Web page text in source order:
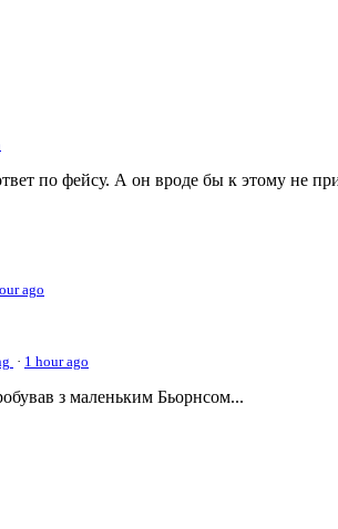
по фейсу. А он вроде бы к этому не
ago
· 1 hour ago
з маленьким Бьорнсом...